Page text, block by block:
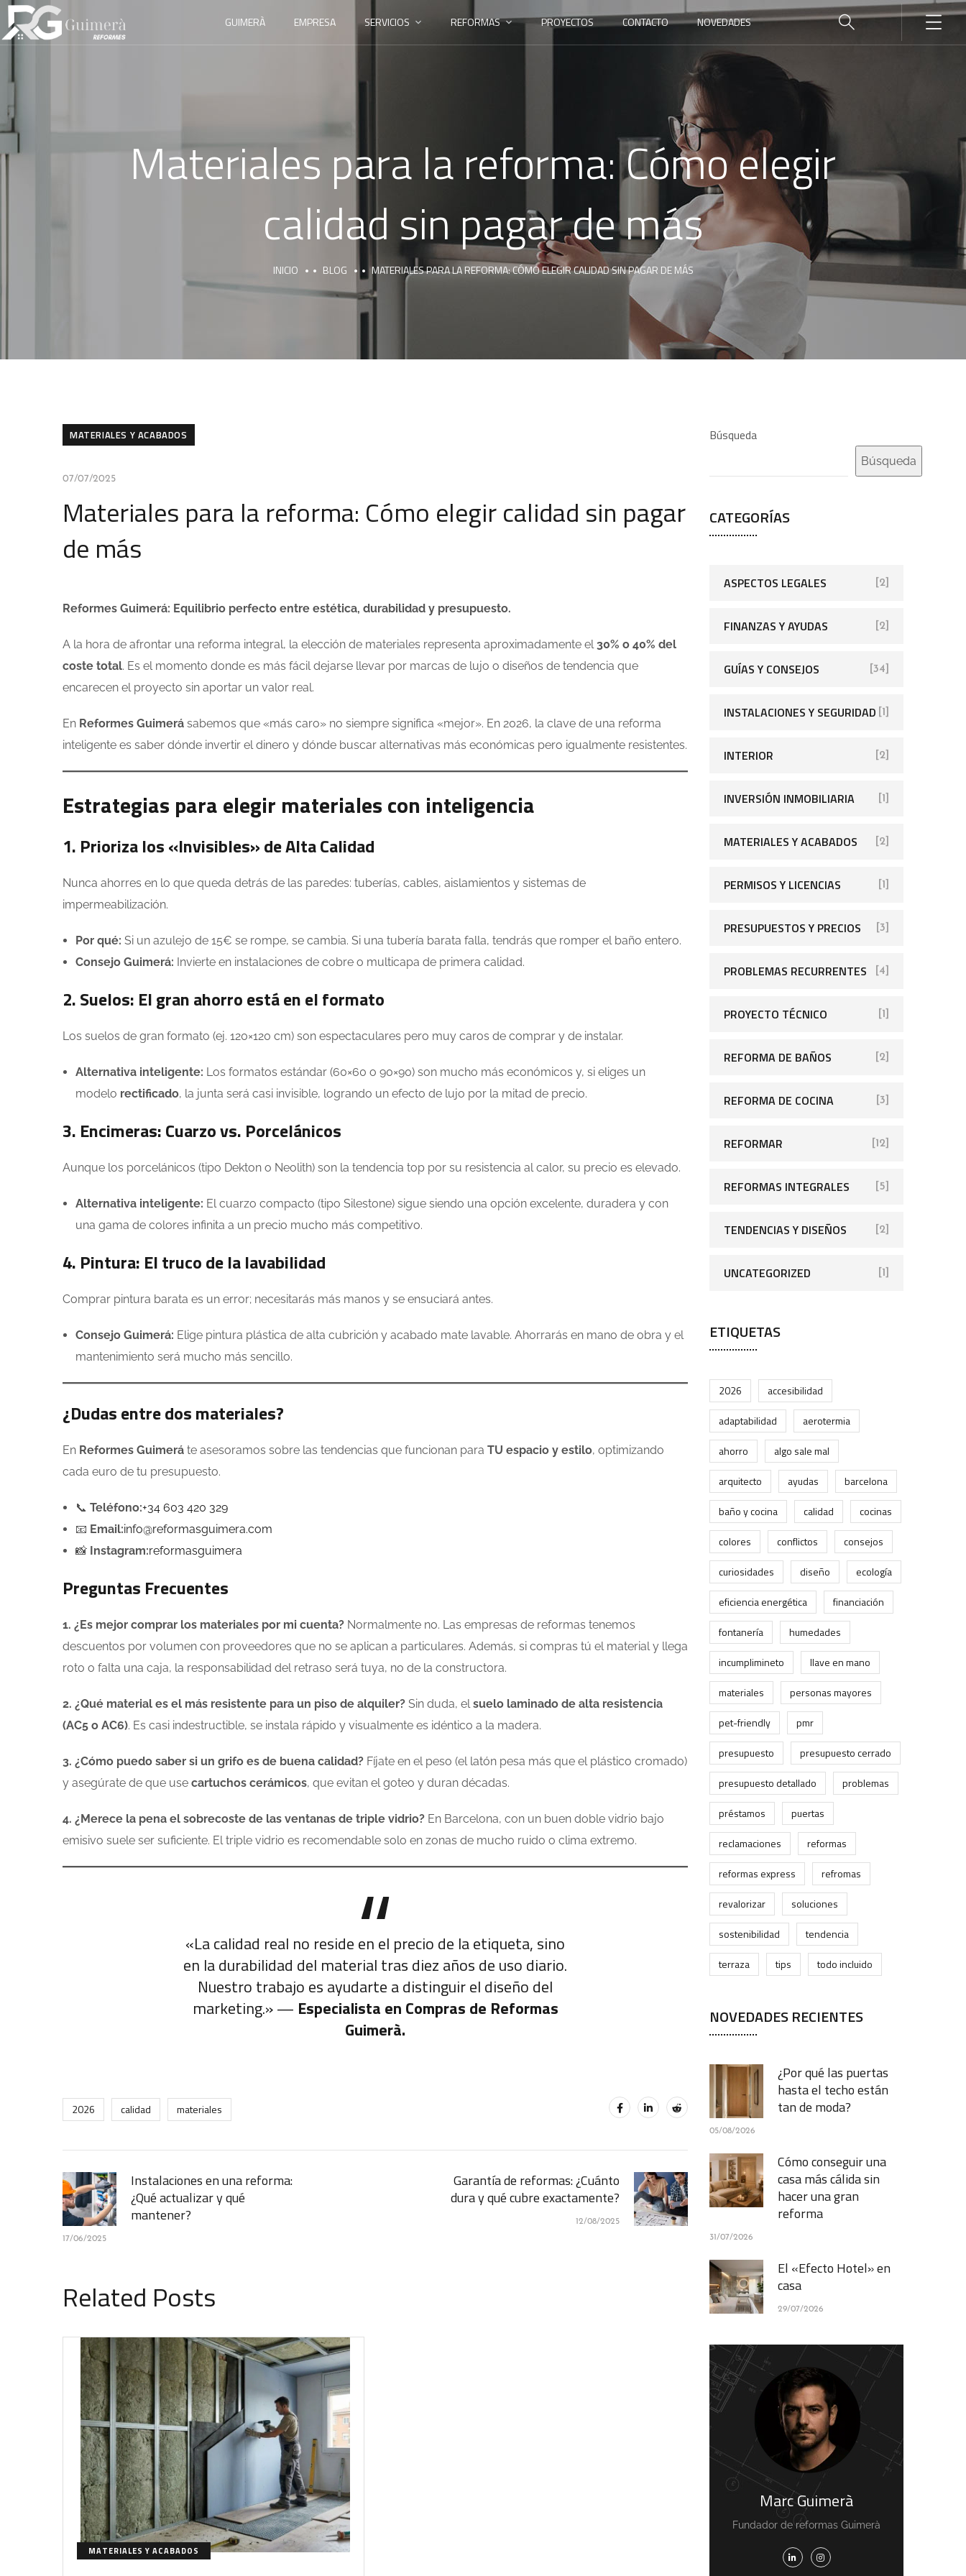
GUIMERÀ EMPRESA SERVICIOS REFORMAS PROYECTOS CONTACTO NOVEDADES
Materiales para la reforma: Cómo elegir
calidad sin pagar de más
INICIO BLOG MATERIALES PARA LA REFORMA: CÓMO ELEGIR CALIDAD SIN PAGAR DE MÁS
MATERIALES Y ACABADOS
07/07/2025
Materiales para la reforma: Cómo elegir calidad sin pagar
de más
Reformes Guimerá: Equilibrio perfecto entre estética, durabilidad y presupuesto.
A la hora de afrontar una reforma integral, la elección de materiales representa aproximadamente el30% o 40% del
coste total. Es el momento donde es más fácil dejarse llevar por marcas de lujo o diseños de tendencia que
encarecen el proyecto sin aportar un valor real.
En Reformes Guimerá sabemos que «más caro» no siempre significa «mejor». En 2026, la clave de una reforma
inteligente es saber dónde invertir el dinero y dónde buscar alternativas más económicas pero igualmente resistentes.
Estrategias para elegir materiales con inteligencia
1. Prioriza los «Invisibles» de Alta Calidad
Nunca ahorres en lo que queda detrás de las paredes: tuberías, cables, aislamientos y sistemas de
impermeabilización.
Por qué: Si un azulejo de 15€ se rompe, se cambia. Si una tubería barata falla, tendrás que romper el baño entero.
Consejo Guimerá: Invierte en instalaciones de cobre o multicapa de primera calidad.
2. Suelos: El gran ahorro está en el formato
Los suelos de gran formato (ej. 120×120 cm) son espectaculares pero muy caros de comprar y de instalar.
Alternativa inteligente: Los formatos estándar (60×60 o 90×90) son mucho más económicos y, si eliges un
modelo rectificado, la junta será casi invisible, logrando un efecto de lujo por la mitad de precio.
3. Encimeras: Cuarzo vs. Porcelánicos
Aunque los porcelánicos (tipo Dekton o Neolith) son la tendencia top por su resistencia al calor, su precio es elevado.
Alternativa inteligente: El cuarzo compacto (tipo Silestone) sigue siendo una opción excelente, duradera y con
una gama de colores infinita a un precio mucho más competitivo.
4. Pintura: El truco de la lavabilidad
Comprar pintura barata es un error; necesitarás más manos y se ensuciará antes.
Consejo Guimerá: Elige pintura plástica de alta cubrición y acabado mate lavable. Ahorrarás en mano de obra y el
mantenimiento será mucho más sencillo.
¿Dudas entre dos materiales?
En Reformes Guimerá te asesoramos sobre las tendencias que funcionan para TU espacio y estilo, optimizando
cada euro de tu presupuesto.
📞 Teléfono:+34 603 420 329
📧 Email:info@reformasguimera.com
📸 Instagram:reformasguimera
Preguntas Frecuentes
1. ¿Es mejor comprar los materiales por mi cuenta? Normalmente no. Las empresas de reformas tenemos
descuentos por volumen con proveedores que no se aplican a particulares. Además, si compras tú el material y llega
roto o falta una caja, la responsabilidad del retraso será tuya, no de la constructora.
2. ¿Qué material es el más resistente para un piso de alquiler? Sin duda, elsuelo laminado de alta resistencia
(AC5 o AC6). Es casi indestructible, se instala rápido y visualmente es idéntico a la madera.
3. ¿Cómo puedo saber si un grifo es de buena calidad? Fíjate en el peso (el latón pesa más que el plástico cromado)
y asegúrate de que use cartuchos cerámicos, que evitan el goteo y duran décadas.
4. ¿Merece la pena el sobrecoste de las ventanas de triple vidrio? En Barcelona, con un buen doble vidrio bajo
emisivo suele ser suficiente. El triple vidrio es recomendable solo en zonas de mucho ruido o clima extremo.
«La calidad real no reside en el precio de la etiqueta, sino
en la durabilidad del material tras diez años de uso diario.
Nuestro trabajo es ayudarte a distinguir el diseño del
marketing.» — Especialista en Compras de Reformas
Guimerà.
2026 calidad materiales
Instalaciones en una reforma:
¿Qué actualizar y qué
mantener?
17/06/2025
Garantía de reformas: ¿Cuánto
dura y qué cubre exactamente?
12/08/2025
Related Posts
MATERIALES Y ACABADOS
Búsqueda
Búsqueda
CATEGORÍAS
ASPECTOS LEGALES [2]
FINANZAS Y AYUDAS [2]
GUÍAS Y CONSEJOS [34]
INSTALACIONES Y SEGURIDAD [1]
INTERIOR [2]
INVERSIÓN INMOBILIARIA [1]
MATERIALES Y ACABADOS [2]
PERMISOS Y LICENCIAS [1]
PRESUPUESTOS Y PRECIOS [3]
PROBLEMAS RECURRENTES [4]
PROYECTO TÉCNICO [1]
REFORMA DE BAÑOS [2]
REFORMA DE COCINA [3]
REFORMAR [12]
REFORMAS INTEGRALES [5]
TENDENCIAS Y DISEÑOS [2]
UNCATEGORIZED [1]
ETIQUETAS
2026
accesibilidad
adaptabilidad
aerotermia
ahorro
algo sale mal
arquitecto
ayudas
barcelona
baño y cocina
calidad
cocinas
colores
conflictos
consejos
curiosidades
diseño
ecología
eficiencia energética
financiación
fontanería
humedades
incumplimineto
llave en mano
materiales
personas mayores
pet-friendly
pmr
presupuesto
presupuesto cerrado
presupuesto detallado
problemas
préstamos
puertas
reclamaciones
reformas
reformas express
refromas
revalorizar
soluciones
sostenibilidad
tendencia
terraza
tips todo incluido
NOVEDADES RECIENTES
¿Por qué las puertas
hasta el techo están
tan de moda?
05/08/2026
Cómo conseguir una
casa más cálida sin
hacer una gran
reforma
31/07/2026
El «Efecto Hotel» en
casa
29/07/2026
Marc Guimerà
Fundador de reformas Guimerà